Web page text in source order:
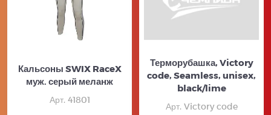
Кальсоны SWIX RaceX
муж. серый меланж
Арт. 41801
Терморубашка, Victory
code, Seamless, unisex,
black/lime
Арт. Victory code